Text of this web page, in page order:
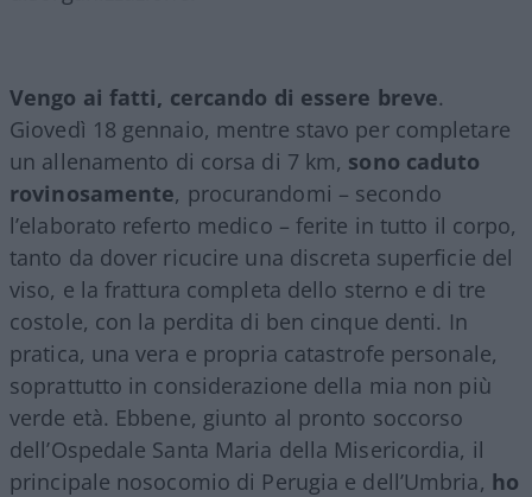
Vengo ai fatti, cercando di essere breve.
Giovedì 18 gennaio, mentre stavo per completare
un allenamento di corsa di 7 km, sono caduto
rovinosamente, procurandomi – secondo
l’elaborato referto medico – ferite in tutto il corpo,
tanto da dover ricucire una discreta superficie del
viso, e la frattura completa dello sterno e di tre
costole, con la perdita di ben cinque denti. In
pratica, una vera e propria catastrofe personale,
soprattutto in considerazione della mia non più
verde età. Ebbene, giunto al pronto soccorso
dell’Ospedale Santa Maria della Misericordia, il
principale nosocomio di Perugia e dell’Umbria, ho